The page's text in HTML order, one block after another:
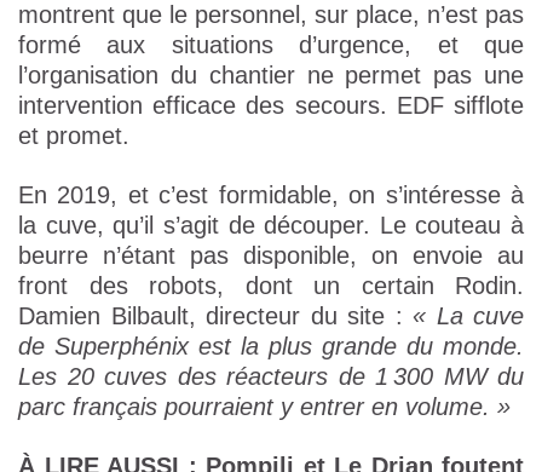
montrent que le personnel, sur place, n’est pas
formé aux situations d’urgence, et que
l’organisation du chantier ne permet pas une
intervention efficace des secours. EDF sifflote
et promet.
En 2019, et c’est formidable, on s’intéresse à
la cuve, qu’il s’agit de découper. Le couteau à
beurre n’étant pas disponible, on envoie au
front des robots, dont un certain Rodin.
Damien Bilbault, directeur du site : « La cuve
de Superphénix est la plus grande du monde.
Les 20 cuves des réacteurs de 1 300 MW du
parc français pourraient y entrer en volume. »
À LIRE AUSSI : Pompili et Le Drian foutent